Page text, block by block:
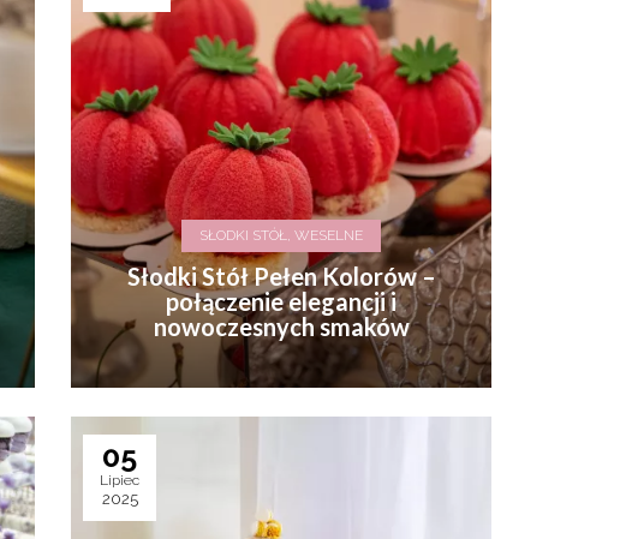
SŁODKI STÓŁ, WESELNE
Słodki Stół Pełen Kolorów –
połączenie elegancji i
nowoczesnych smaków
05
Lipiec
2025